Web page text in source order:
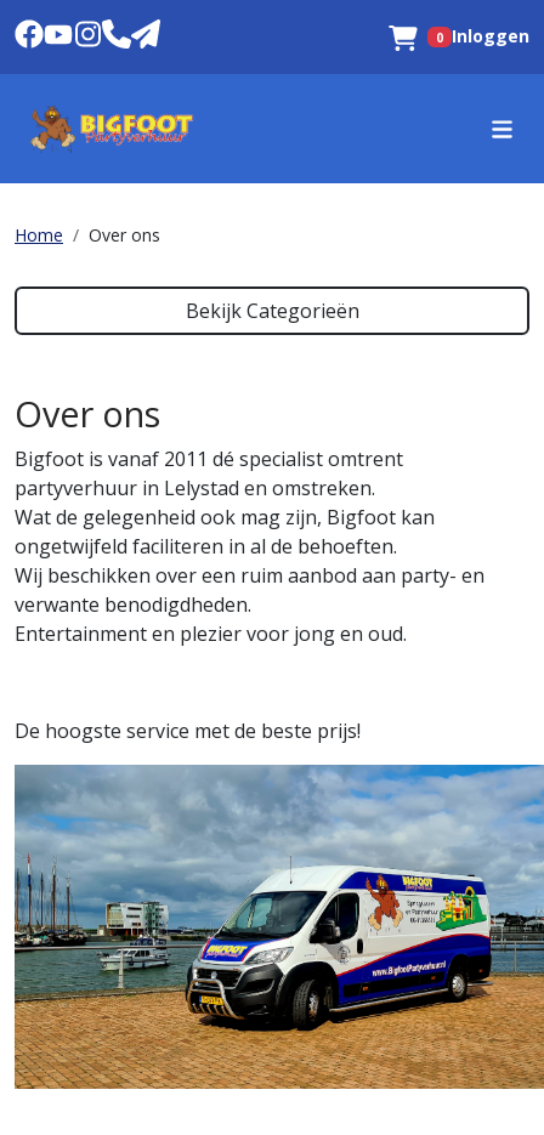
Winkelwagen
0 Inloggen
Home Over ons
Bekijk Categorieën
Over ons
Bigfoot is vanaf 2011 dé specialist omtrent
partyverhuur in Lelystad en omstreken.
Wat de gelegenheid ook mag zijn, Bigfoot kan
ongetwijfeld faciliteren in al de behoeften.
Wij beschikken over een ruim aanbod aan party- en
verwante benodigdheden.
Entertainment en plezier voor jong en oud.
De hoogste service met de beste prijs!